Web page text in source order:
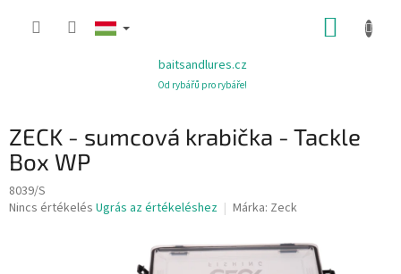
baitsandlures.cz
Od rybářů pro rybáře!
KOSÁR
ZECK - sumcová krabička - Tackle
Box WP
8039/S
A
Nincs értékelés Ugrás az értékeléshez Márka: Zeck